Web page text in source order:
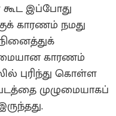
கூட இப்போது
காரணம் நமது
காரணம்
புரிந்து கொள்ள
முழுமையாகப்